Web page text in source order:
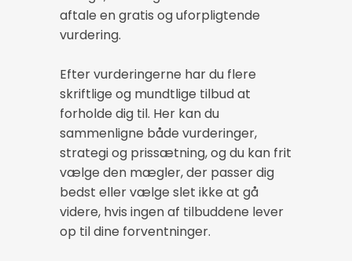
aftale en gratis og uforpligtende
vurdering.
Efter vurderingerne har du flere
skriftlige og mundtlige tilbud at
forholde dig til. Her kan du
sammenligne både vurderinger,
strategi og prissætning, og du kan frit
vælge den mægler, der passer dig
bedst eller vælge slet ikke at gå
videre, hvis ingen af tilbuddene lever
op til dine forventninger.